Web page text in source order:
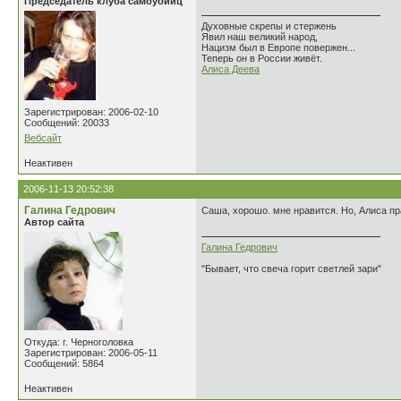
Зарегистрирован: 2006-02-10
Сообщений: 20033
Вебсайт
Духовные скрепы и стержень
Явил наш великий народ,
Нацизм был в Европе повержен...
Теперь он в России живёт.
Алиса Деева
Неактивен
2006-11-13 20:52:38
Галина Гедрович
Автор сайта
Откуда: г. Черноголовка
Зарегистрирован: 2006-05-11
Сообщений: 5864
Саша, хорошо. мне нравится. Но, Алиса
Галина Гедрович
"Бывает, что свеча горит светлей зари"
Неактивен